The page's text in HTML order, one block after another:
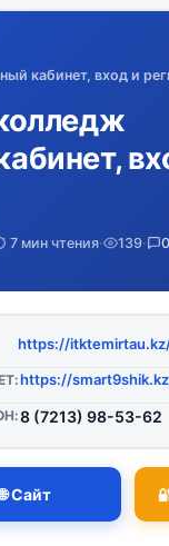
кабинет, вход и
7 мин чтения· 139·
https://
8 (7213) 98-53-62
Сайт